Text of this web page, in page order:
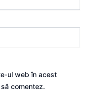
ul web în acest
comentez.